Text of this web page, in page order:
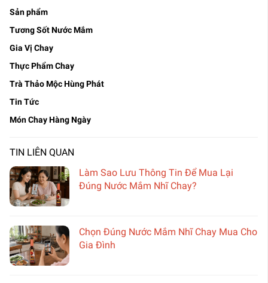
Sản phẩm
Tương Sốt Nước Mắm
Gia Vị Chay
Thực Phẩm Chay
Trà Thảo Mộc Hùng Phát
Tin Tức
Món Chay Hàng Ngày
TIN LIÊN QUAN
Làm Sao Lưu Thông Tin Để Mua Lại
Đúng Nước Mắm Nhĩ Chay?
Chọn Đúng Nước Mắm Nhĩ Chay Mua Cho
Gia Đình